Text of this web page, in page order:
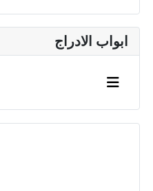
ابواب الادراج